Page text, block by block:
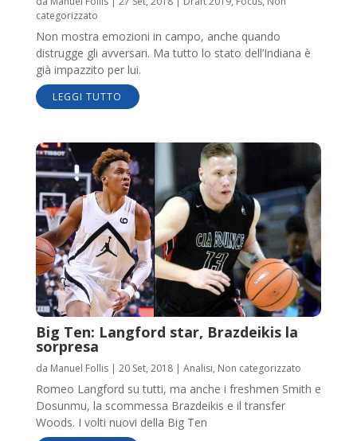
categorizzato
Non mostra emozioni in campo, anche quando
distrugge gli avversari. Ma tutto lo stato dell’Indiana è
già impazzito per lui.
LEGGI TUTTO
Big Ten: Langford star, Brazdeikis la
sorpresa
da Manuel Follis| 20 Set, 2018| Analisi, Non categorizzato
Romeo Langford su tutti, ma anche i freshmen Smith e
Dosunmu, la scommessa Brazdeikis e il transfer
Woods. I volti nuovi della Big Ten